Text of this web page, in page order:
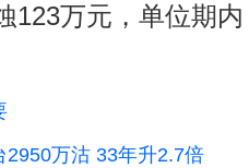
123万元，单位期内
2950万沽 33年升2.7倍